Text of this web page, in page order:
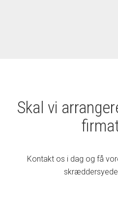
Skal vi
Kontakt os i dag og få